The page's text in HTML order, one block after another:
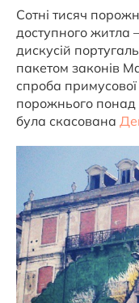
Сотні тисяч
доступного житла
дискусій
пакетом законів
спроба
порожнього понад
була скасована